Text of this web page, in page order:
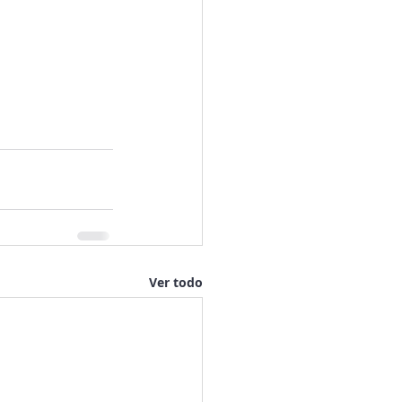
Ver todo